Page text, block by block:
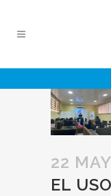
22 MAY
EL